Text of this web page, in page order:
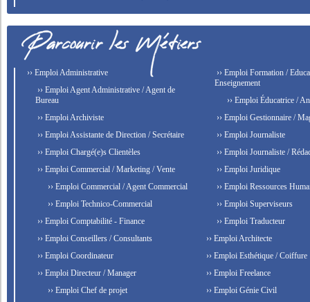
›› Emploi Administrative
›› Emploi Agent Administrative / Agent de
Bureau
›› Emploi Archiviste
›› Emploi Assistante de Direction / Secrétaire
›› Emploi Chargé(e)s Clientèles
›› Emploi Commercial / Marketing / Vente
›› Emploi Commercial / Agent Commercial
›› Emploi Technico-Commercial
›› Emploi Comptabilité - Finance
›› Emploi Conseillers / Consultants
›› Emploi Coordinateur
›› Emploi Directeur / Manager
›› Emploi Chef de projet
›› Emploi Formation /
Enseignement
›› Emploi Éducatrice /
›› Emploi Gestionnaire /
›› Emploi Journaliste
›› Emploi Journaliste /
›› Emploi Juridique
›› Emploi Ressources
›› Emploi Superviseurs
›› Emploi Traducteur
›› Emploi Architecte
›› Emploi Esthétique / Coiffure
›› Emploi Freelance
›› Emploi Génie Civil